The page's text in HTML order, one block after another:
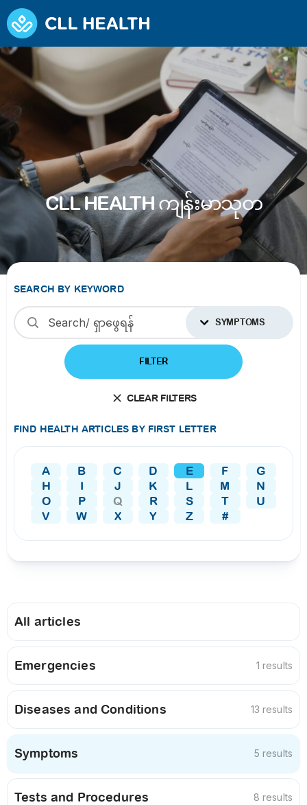
CLL HEALTH ကျန်းမာသုတ
SEARCH BY KEYWORD
SYMPTOMS
FILTER
CLEAR FILTERS
FIND HEALTH ARTICLES BY FIRST LETTER
A B C D E F
G
H
I J K L M
N
O
P Q R S T
U
V
W X Y Z #
All articles
Emergencies 1 results
Diseases and Conditions 13 results
Symptoms 5 results
Tests and Procedures 8 results